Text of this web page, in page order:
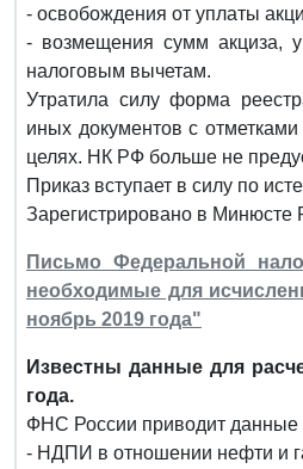
- освобождения от уплаты
- возмещения сумм акциза,
налоговым вычетам.
Утратила силу форма
иных документов с
целях. НК РФ больше не
Приказ вступает в силу по
Зарегистрировано в Минюсте
Письмо Федеральной
необходимые для
ноябрь 2019 года"
Известны данные для
года.
ФНС России приводит данные
- НДПИ в отношении нефти и